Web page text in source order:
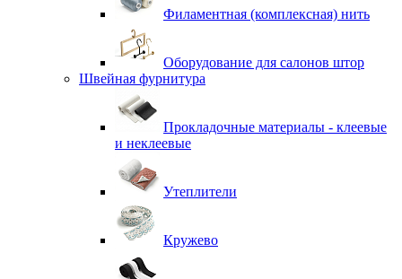
Филаментная (комплексная) нить
Оборудование для салонов штор
Швейная фурнитура
Прокладочные материалы - клеевые
и неклеевые
Утеплители
Кружево